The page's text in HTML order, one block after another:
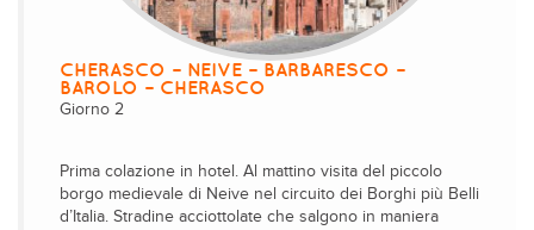
CHERASCO – NEIVE – BARBARESCO –
BAROLO – CHERASCO
Giorno 2
Prima colazione in hotel. Al mattino visita del piccolo
borgo medievale di Neive nel circuito dei Borghi più Belli
d’Italia. Stradine acciottolate che salgono in maniera